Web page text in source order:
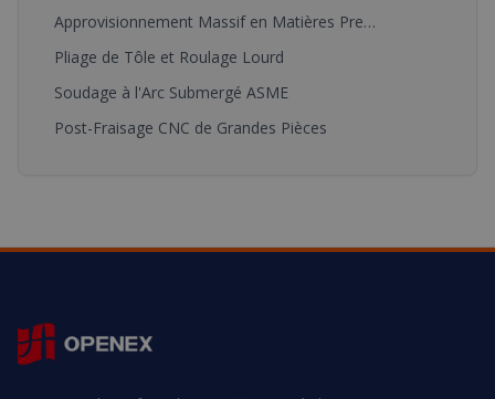
Approvisionnement Massif en Matières Premières
Pliage de Tôle et Roulage Lourd
Soudage à l'Arc Submergé ASME
Post-Fraisage CNC de Grandes Pièces